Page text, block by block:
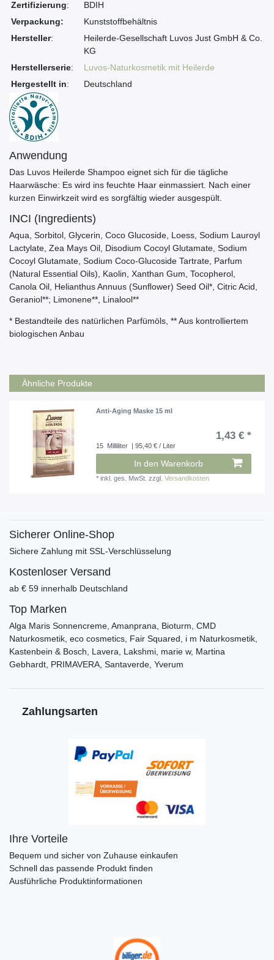
Zertifizierung:
BDIH
Verpackung:
Kunststoffbehältnis
Hersteller:
Heilerde-Gesellschaft Luvos Just GmbH & Co.
KG
Herstellerserie:
Luvos-Naturkosmetik mit Heilerde
Hergestellt in: Deutschland
Anwendung
Das Luvos Heilerde Shampoo eignet sich für die tägliche
Haarwäsche: Es wird ins feuchte Haar einmassiert. Nach einer
kurzen Einwirkzeit wird es sorgfältig wieder ausgespült.
INCI (Ingredients)
Aqua, Sorbitol, Glycerin, Coco Glucoside, Loess, Sodium Lauroyl
Lactylate, Zea Mays Oil, Disodium Cocoyl Glutamate, Sodium
Cocoyl Glutamate, Sodium Coco-Glucoside Tartrate, Parfum
(Natural Essential Oils), Kaolin, Xanthan Gum, Tocopherol,
Canola Oil, Helianthus Annuus (Sunﬂower) Seed Oil*, Citric Acid,
Geraniol**; Limonene**, Linalool**
* Bestandteile des natürlichen Parfümöls, ** Aus kontrolliertem
biologischen Anbau
Ähnliche Produkte
Anti-Aging Maske 15 ml
1,43 € *
15 Milliliter | 95,40 € / Liter
In den Warenkorb
*inkl. ges. MwSt. zzgl.Versandkosten
Sicherer Online-Shop
Sichere Zahlung mit SSL-Verschlüsselung
Kostenloser Versand
ab € 59 innerhalb Deutschland
Top Marken
Alga Maris Sonnencreme, Amanprana, Bioturm, CMD
Naturkosmetik, eco cosmetics, Fair Squared, i m Naturkosmetik,
Kastenbein & Bosch, Lavera, Lakshmi, marie w, Martina
Gebhardt, PRIMAVERA, Santaverde, Yverum
Zahlungsarten
Ihre Vorteile
Bequem und sicher von Zuhause einkaufen
Schnell das passende Produkt finden
Ausführliche Produktinformationen